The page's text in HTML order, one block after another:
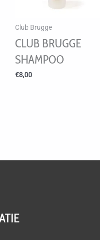
Club Brugge
CLUB BRUGGE
SHAMPOO
€8,00